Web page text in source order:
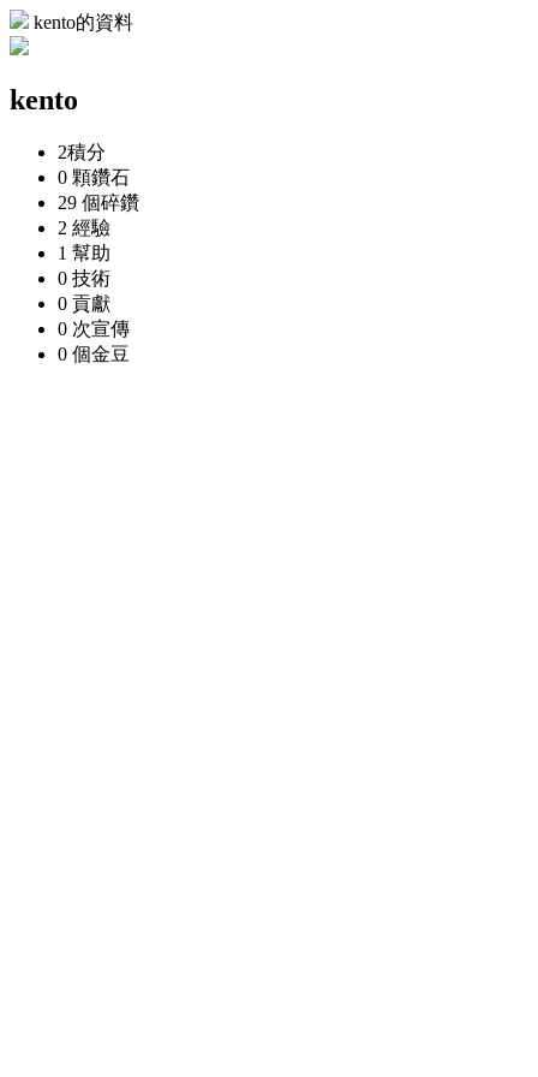
kento的資料
kento
2積分
0 顆鑽石
29 個碎鑽
2 經驗
1 幫助
0 技術
0 貢獻
0 次宣傳
0 個金豆